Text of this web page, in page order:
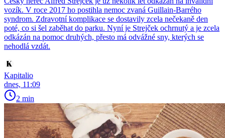
vozík. V roce 2017 ho postihla nemoc zvaná Guillain-Barrého
syndrom. Zdravotní komplikace se dostavily zcela nečekaně den
poté, co si šel zaběhat do parku. Nyní je Strejček ochrnutý a je zcela
odkázán na pomoc druhých, přesto má odvážné sny, kterých se
nehodlá vzdát.
Kapitalio
dnes, 11:09
2 min